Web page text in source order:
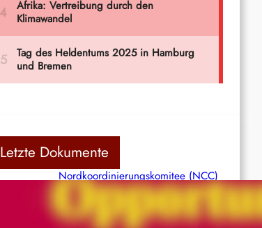
Letzte Dokumente
Nordkoordinierungskomitee (NCC)
der Kommunistischen Partei Indiens
(Maoistisch): Postmoderner
Opportunismus